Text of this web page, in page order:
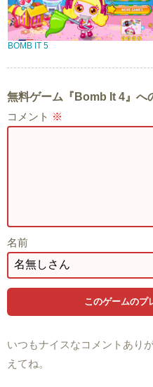
BOMB IT 5
無料ゲーム『Bomb It 4』へ
コメント ※
名前
いつもナイスなコメントあり
えてね。